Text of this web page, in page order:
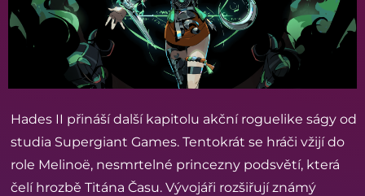
Hades II přináší další kapitolu akční roguelike ságy od
studia Supergiant Games. Tentokrát se hráči vžijí do
role Melinoë, nesmrtelné princezny podsvětí, která
čelí hrozbě Titána Času. Vývojáři rozšiřují známý